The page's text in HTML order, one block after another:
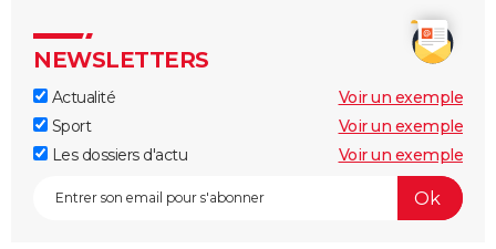
NEWSLETTERS
Actualité
Voir un exemple
Sport
Voir un exemple
Les dossiers d'actu
Voir un exemple